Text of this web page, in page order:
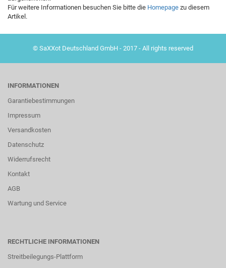
Für weitere Informationen besuchen Sie bitte die Homepage zu diesem
Artikel.
© SaXXot Deutschland GmbH - 2017 - All rights reserved
INFORMATIONEN
Garantiebestimmungen
Impressum
Versandkosten
Datenschutz
Widerrufsrecht
Kontakt
AGB
Wartung und Service
RECHTLICHE INFORMATIONEN
Streitbeilegungs-Plattform